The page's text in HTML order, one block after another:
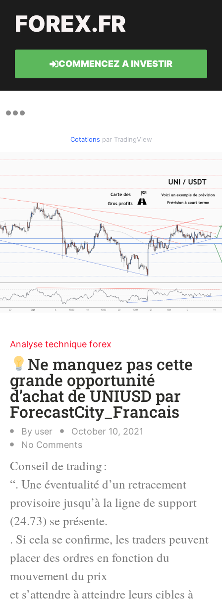
FOREX.FR
COMMENCEZ A INVESTIR
Cotations par TradingView
Analyse technique forex
Ne manquez pas cette
grande opportunité
d’achat de UNIUSD par
ForecastCity_Francais
By user
October 10, 2021
No Comments
Conseil de trading :
“. Une éventualité d’un retracement
provisoire jusqu’à la ligne de support
(24.73) se présente.
. Si cela se confirme, les traders peuvent
placer des ordres en fonction du
mouvement du prix
et s’attendre à atteindre leurs cibles à